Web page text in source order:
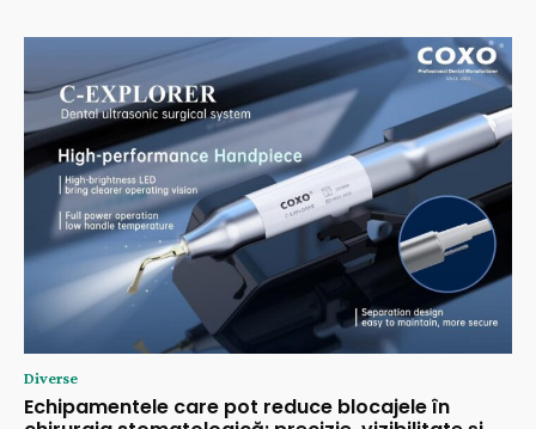
Diverse
Echipamentele care pot reduce blocajele în